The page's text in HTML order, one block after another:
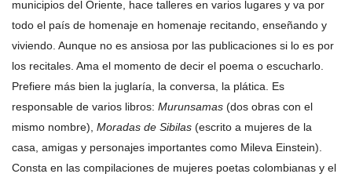
municipios del Oriente, hace talleres en varios lugares y va por
todo el país de homenaje en homenaje recitando, enseñando y
viviendo. Aunque no es ansiosa por las publicaciones si lo es por
los recitales. Ama el momento de decir el poema o escucharlo.
Prefiere más bien la juglaría, la conversa, la plática. Es
responsable de varios libros: Murunsamas (dos obras con el
mismo nombre), Moradas de Sibilas (escrito a mujeres de la
casa, amigas y personajes importantes como Mileva Einstein).
Consta en las compilaciones de mujeres poetas colombianas y el